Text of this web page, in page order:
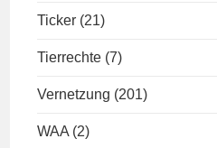
Ticker (21)
Tierrechte (7)
Vernetzung (201)
WAA (2)